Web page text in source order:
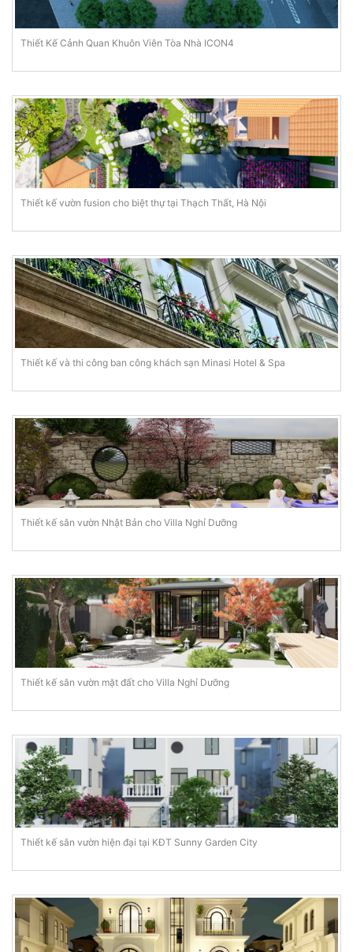
Thiết Kế Cảnh Quan Khuôn Viên Tòa Nhà ICON4
Thiết kế vườn fusion cho biệt thự tại Thạch Thất, Hà Nội
Thiết kế và thi công ban công khách sạn Minasi Hotel & Spa
Thiết kế sân vườn Nhật Bản cho Villa Nghỉ Dưỡng
Thiết kế sân vườn mặt đất cho Villa Nghỉ Dưỡng
Thiết kế sân vườn hiện đại tại KĐT Sunny Garden City